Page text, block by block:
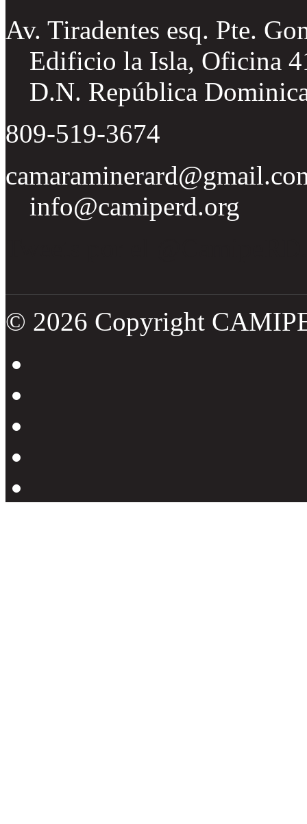
Av. Tiradentes esq. Pte.
Edificio la Isla, Oficina
D.N. República
809-519-3674
info@camiperd.org
© 2026 Copyright